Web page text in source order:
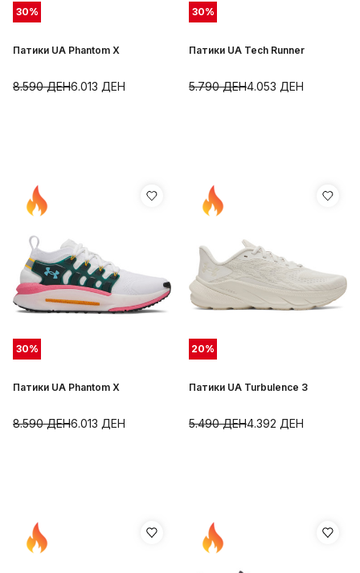
30%
Патики UA Phantom X
6.013 ДЕН
8.590ДЕН
30%
Патики UA Tech Runner
4.053 ДЕН
5.790ДЕН
30%
Патики UA Phantom X
6.013 ДЕН
8.590ДЕН
20%
Патики UA Turbulence 3
4.392 ДЕН
5.490ДЕН